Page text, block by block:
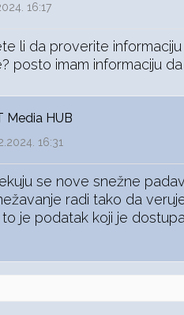
16:17
li da proverite
posto imam informaciju
Media HUB
16:31
se nove snežne
radi tako da
to je podatak koji je